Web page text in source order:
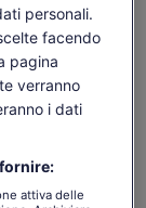
traduzioneApertura
personali.
facendo
pagina
verranno
i dati
attiva delle